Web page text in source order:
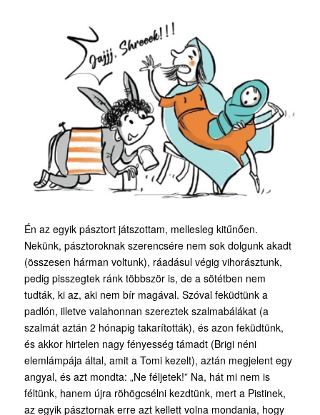
Én az egyik pásztort játszottam, mellesleg kitűnően.
Nekünk, pásztoroknak szerencsére nem sok dolgunk akadt
(összesen hárman voltunk), ráadásul végig vihorásztunk,
pedig pisszegtek ránk többször is, de a sötétben nem
tudták, ki az, aki nem bír magával. Szóval feküdtünk a
padlón, illetve valahonnan szereztek szalmabálákat (a
szalmát aztán 2 hónapig takarították), és azon feküdtünk,
és akkor hirtelen nagy fényesség támadt (Brigi néni
elemlámpája által, amit a Tomi kezelt), aztán megjelent egy
angyal, és azt mondta: „Ne féljetek!” Na, hát mi nem is
féltünk, hanem újra röhögcsélni kezdtünk, mert a Pistinek,
az egyik pásztornak erre azt kellett volna mondania, hogy